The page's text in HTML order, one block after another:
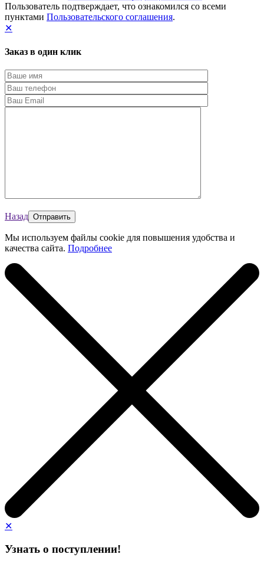
Пользователь подтверждает, что ознакомился со всеми
пунктами Пользовательского соглашения.
✕
Заказ в один клик
Назад
Мы используем файлы cookie для повышения удобства и
качества сайта. Подробнее
✕
Узнать о поступлении!